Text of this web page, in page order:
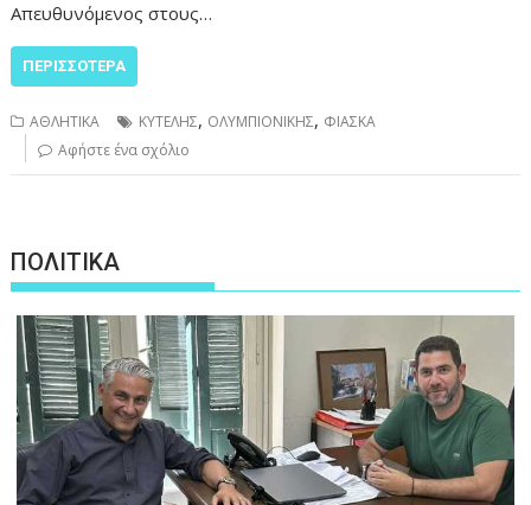
Απευθυνόμενος στους…
ΠΕΡΙΣΣΌΤΕΡΑ
ΑΘΛΗΤΙΚΑ ΚΥΤΕΛΗΣ, ΟΛΥΜΠΙΟΝΙΚΗΣ, ΦΙΑΣΚΑ
Αφήστε ένα σχόλιο
ΠΟΛΙΤΙΚΑ